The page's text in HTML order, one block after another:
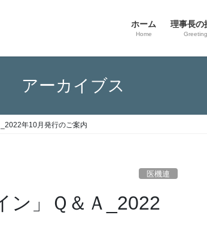
ホーム
Home
理事長の
Greeting
アーカイブス
年10月発行のご案内
医機連
ン」Ｑ＆Ａ_2022